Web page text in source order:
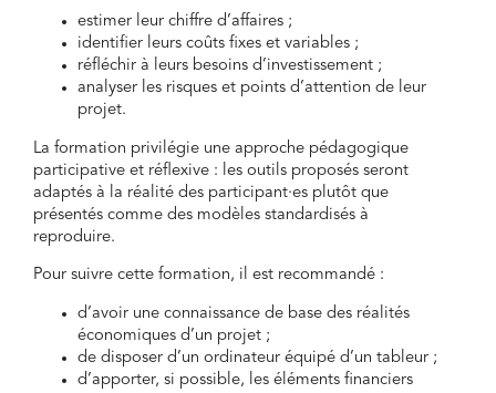
estimer leur chiffre d’affaires ;
identifier leurs coûts fixes et variables ;
réfléchir à leurs besoins d’investissement ;
analyser les risques et points d’attention de leur
projet.
La formation privilégie une approche pédagogique
participative et réflexive : les outils proposés seront
adaptés à la réalité des participant·es plutôt que
présentés comme des modèles standardisés à
reproduire.
Pour suivre cette formation, il est recommandé :
d’avoir une connaissance de base des réalités
économiques d’un projet ;
de disposer d’un ordinateur équipé d’un tableur ;
d’apporter, si possible, les éléments financiers